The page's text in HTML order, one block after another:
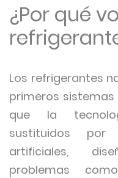
¿Por qué
Los refrigerantes
primeros sistemas
que la
sustituidos por
artificiales,
problemas